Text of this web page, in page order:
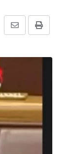
Print
Share
Email